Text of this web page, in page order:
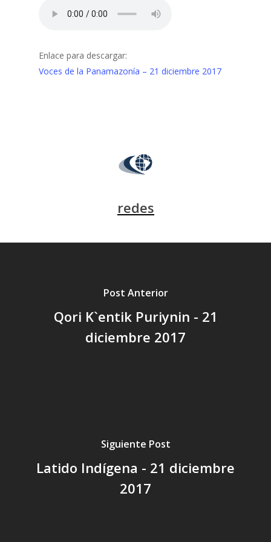
Enlace para descargar:
Voces de la Panamazonía – 21 diciembre 2017
redes
Post Anterior
Qori K`entik Puriynin - 21
diciembre 2017
Siguiente Post
Latido Indígena - 21 diciembre
2017